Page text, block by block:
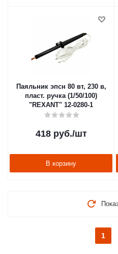
Паяльник эпсн 80 вт, 230 в,
пласт. ручка (1/50/100)
"REXANT" 12-0280-1
418руб./шт
В корзину
1